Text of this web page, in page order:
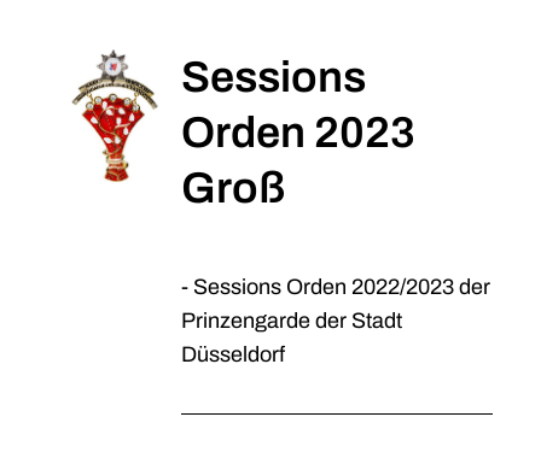
Sessions
Orden 2023
Groß
- Sessions Orden 2022/2023 der
Prinzengarde der Stadt
Düsseldorf